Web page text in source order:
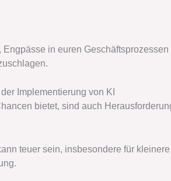
Engpässe in euren
Implementierung von KI
bietet, sind auch
teuer sein, insbesondere für